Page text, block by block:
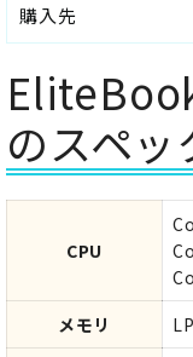
購入先
のスペ
CPU
メモリ